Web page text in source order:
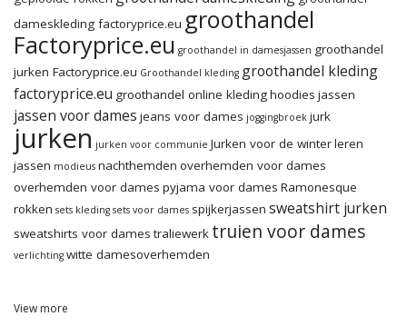
dameskleding factoryprice.eu groothandel
Factoryprice.eu groothandel in damesjassen groothandel
jurken Factoryprice.eu Groothandel kleding groothandel kleding
factoryprice.eu groothandel online kledinghoodies jassen
jassen voor dames jeans voor dames joggingbroek jurk
jurken jurken voor communie Jurken voor de winterleren
jassen modieus nachthemden overhemden voor dames
overhemden voor dames pyjama voor dames Ramonesque
rokken sets kleding sets voor dames spijkerjassen sweatshirt jurken
sweatshirts voor dames traliewerk truien voor dames
verlichting witte damesoverhemden
View more